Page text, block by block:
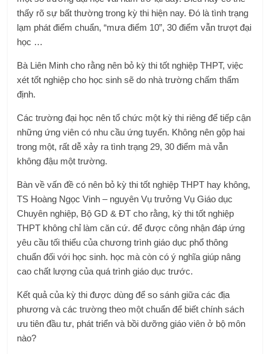
thấy rõ sự bất thường trong kỳ thi hiện nay. Đó là tình trạng
lạm phát điểm chuẩn, “mưa điểm 10”, 30 điểm vẫn trượt đại
học …
Bà Liên Minh cho rằng nên bỏ kỳ thi tốt nghiệp THPT, việc
xét tốt nghiệp cho học sinh sẽ do nhà trường chấm thẩm
định.
Các trường đại học nên tổ chức một kỳ thi riêng để tiếp cận
những ứng viên có nhu cầu ứng tuyển. Không nên gộp hai
trong một, rất dễ xảy ra tình trạng 29, 30 điểm mà vẫn
không đậu một trường.
Bàn về vấn đề có nên bỏ kỳ thi tốt nghiệp THPT hay không,
TS Hoàng Ngọc Vinh – nguyên Vụ trưởng Vụ Giáo dục
Chuyên nghiệp, Bộ GD & ĐT cho rằng, kỳ thi tốt nghiệp
THPT không chỉ làm căn cứ. để được công nhận đáp ứng
yêu cầu tối thiểu của chương trình giáo dục phổ thông
chuẩn đối với học sinh. học mà còn có ý nghĩa giúp nâng
cao chất lượng của quá trình giáo dục trước.
Kết quả của kỳ thi được dùng để so sánh giữa các địa
phương và các trường theo một chuẩn để biết chính sách
ưu tiên đầu tư, phát triển và bồi dưỡng giáo viên ở bộ môn
nào?